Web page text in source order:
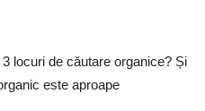
locuri de căutare organice? Și
este aproape